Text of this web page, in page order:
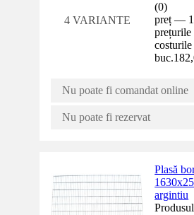
4 VARIANTE
(0)
preț —
buc.
Nu poate fi comandat online
Nu poate fi rezervat
Plasă
argintiu